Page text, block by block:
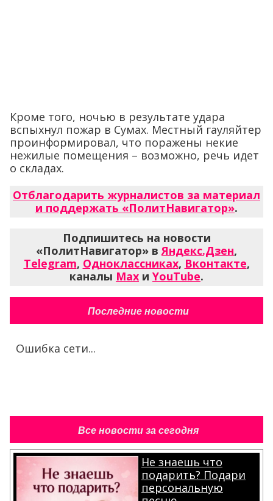
Кроме того, ночью в результате удара
вспыхнул пожар в Сумах. Местный гауляйтер
проинформировал, что поражены некие
нежилые помещения – возможно, речь идет
о складах.
Отблагодарить журналистов за материал
и поддержать «ПолитНавигатор».
Подпишитесь на новости
«ПолитНавигатор» вЯндекс.Дзен,
Telegram, Одноклассниках, Вконтакте,
каналы Max и YouTube.
Последние новости
Ошибка сети...
Все новости за сегодня
Не знаешь что
подарить? Подари
персональную